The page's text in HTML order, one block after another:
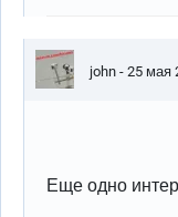
john - 25 мая
Еще одно